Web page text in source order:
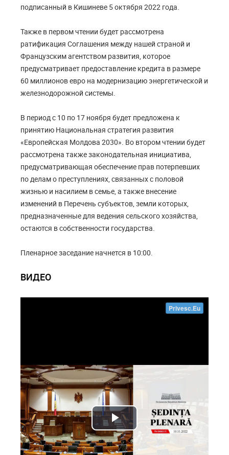
подписанный в Кишиневе 5 октября 2022 года.
Также в первом чтении будет рассмотрена
ратификация Соглашения между нашей страной и
Французским агентством развития, которое
предусматривает предоставление кредита в размере
60 миллионов евро на модернизацию энергетической и
железнодорожной системы.
В период с 10 по 17 ноября будет предложена к
принятию Национальная стратегия развития
«Европейская Молдова 2030». Во втором чтении будет
рассмотрена также законодательная инициатива,
предусматривающая обеспечение прав потерпевших
по делам о преступлениях, связанных с половой
жизнью и насилием в семье, а также внесение
изменений в Перечень субъектов, земли которых,
предназначенные для ведения сельского хозяйства,
остаются в собственности государства.
Пленарное заседание начнется в 10:00.
ВИДЕО